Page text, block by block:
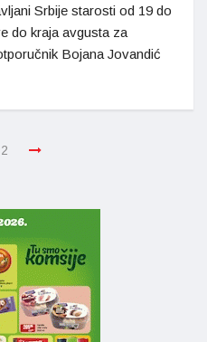
Srbije starosti od 19 do
do kraja avgusta za
Bojana Jovandić
2